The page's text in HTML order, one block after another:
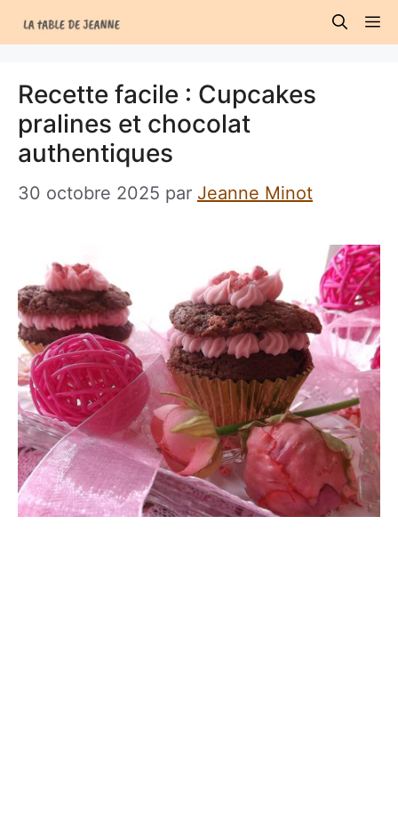
au
Recette facile : Cupcakes
pralines et chocolat
authentiques
30 octobre 2025 par Jeanne Minot